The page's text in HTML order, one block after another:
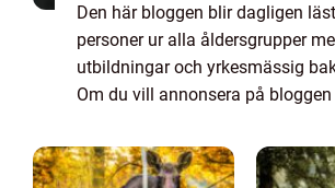
Den här bloggen blir dagligen
personer ur alla åldersgrupper
utbildningar och yrkesmässig
Om du vill annonsera på
endast ett av alternativen.
redaktionen så...